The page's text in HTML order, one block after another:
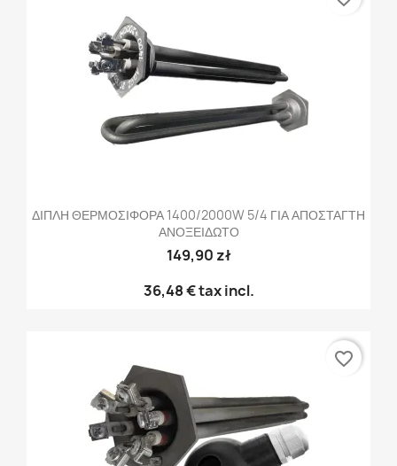
ΔΙΠΛΗ ΘΕΡΜΟΣΙΦΟΡΑ 1400/2000W 5/4 ΓΙΑ ΑΠΟΣΤΑΓΤΗ
ΑΝΟΞΕΙΔΩΤΟ
149,90 zł
36,48 €tax incl.
favorite_border